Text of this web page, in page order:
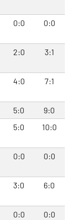
0:0 0:0
2:0 3:1
4:0 7:1
5:0
9:0
5:0 10:0
0:0 0:0
3:0 6:0
0:0 0:0